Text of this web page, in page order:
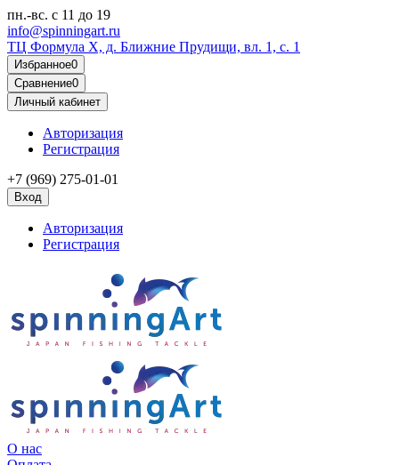
пн.-вс. с 11 до 19
info@spinningart.ru
ТЦ Формула X, д. Ближние Прудищи, вл. 1, с. 1
Избранное0
Сравнение0
Личный кабинет
Авторизация
Регистрация
+7 (969) 275-01-01
Вход
Авторизация
Регистрация
О нас